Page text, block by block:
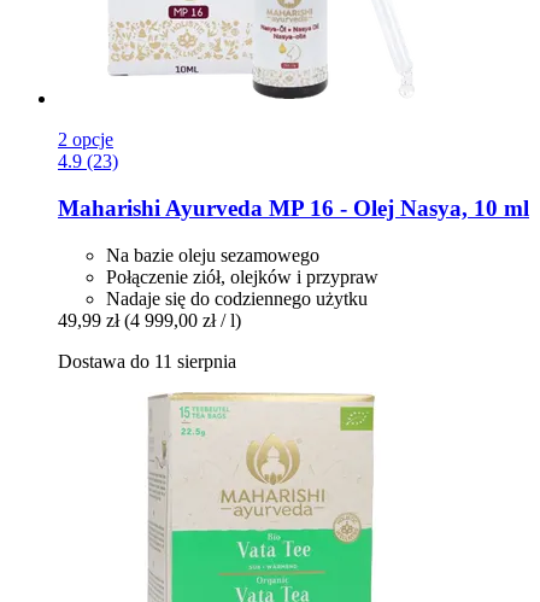
2 opcje
4.9 (23)
Maharishi Ayurveda MP 16 -​ Olej Nasya, 10 ml
Na bazie oleju sezamowego
Połączenie ziół, olejków i przypraw
Nadaje się do codziennego użytku
49,99 zł (4 999,00 zł / l)
Dostawa do 11 sierpnia